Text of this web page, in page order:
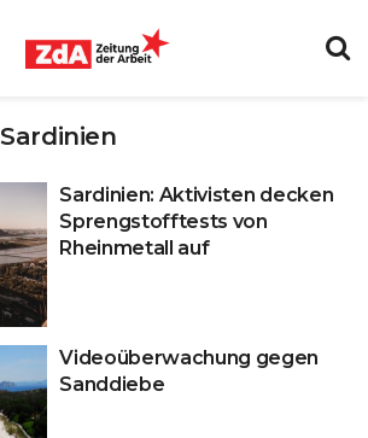
Sardinien
Sardinien: Aktivisten decken
Sprengstofftests von
Rheinmetall auf
Videoüberwachung gegen
Sanddiebe